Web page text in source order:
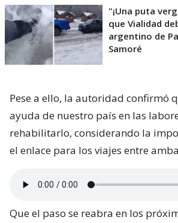
"¡Una puta
que Vialidad
argentino de
Samoré
Pese a ello, la autoridad confirmó
ayuda de nuestro país en las
rehabilitarlo, considerando la
el enlace para los viajes entre
Que el paso se reabra en los